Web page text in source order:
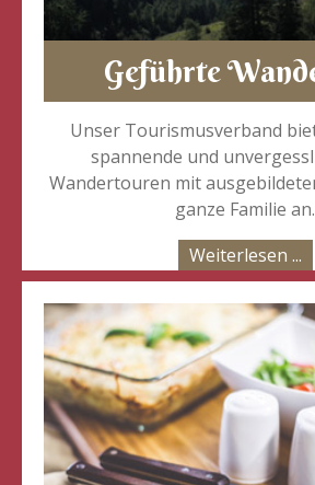
Geführte
Unser Tourismusverband
spannende und
Wandertouren mit
ganze Familie an.
Weiterlesen ...